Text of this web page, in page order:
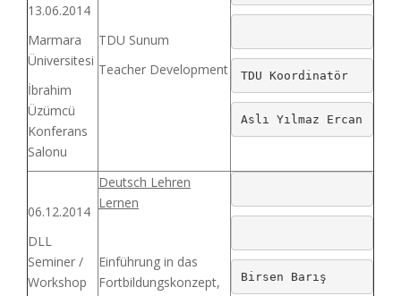
13.06.2014
Marmara
Üniversitesi
İbrahim
Üzümcü
Konferans
Salonu
TDU Sunum
Teacher Development
TDU Koordinatör
Aslı Yılmaz Ercan
06.12.2014
DLL
Seminer /
Workshop
Deutsch Lehren
Lernen
Einführung in das
Fortbildungskonzept,
Birsen Barış